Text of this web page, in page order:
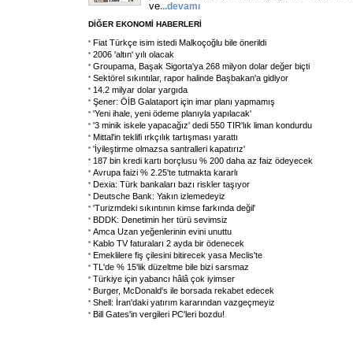
ve...devamı
DİĞER EKONOMİ HABERLERİ
Fiat Türkçe isim istedi Malkoçoğlu bile önerildi
2006 'altın' yılı olacak
Groupama, Başak Sigorta'ya 268 milyon dolar değer biçti
Sektörel sıkıntılar, rapor halinde Başbakan'a gidiyor
14.2 milyar dolar yargıda
Şener: ÖİB Galataport için imar planı yapmamış
'Yeni ihale, yeni ödeme planıyla yapılacak'
'3 minik iskele yapacağız' dedi 550 TIR'lık liman kondurdu
Mittal'in teklifi ırkçılık tartışması yarattı
'İyileştirme olmazsa santralleri kapatırız'
187 bin kredi kartı borçlusu % 200 daha az faiz ödeyecek
Avrupa faizi % 2.25'te tutmakta kararlı
Dexia: Türk bankaları bazı riskler taşıyor
Deutsche Bank: Yakın izlemedeyiz
'Turizmdeki sıkıntının kimse farkında değil'
BDDK: Denetimin her türü sevimsiz
Amca Uzan yeğenlerinin evini unuttu
Kablo TV faturaları 2 ayda bir ödenecek
Emeklilere fiş çilesini bitirecek yasa Meclis'te
TL'de % 15'lik düzeltme bile bizi sarsmaz
Türkiye için yabancı hâlâ çok iyimser
Burger, McDonald's ile borsada rekabet edecek
Shell: İran'daki yatırım kararından vazgeçmeyiz
Bill Gates'in vergileri PC'leri bozdu!